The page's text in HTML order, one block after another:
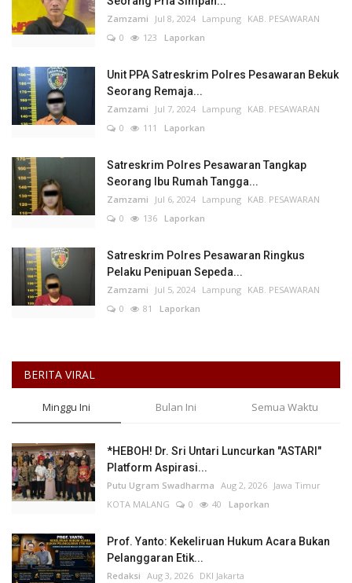
Zamzami Jul 8, 2024 Lampung KAB. PESAWARAN
0
123 Laporkan
Unit PPA Satreskrim Polres Pesawaran Bekuk
Seorang Remaja...
Zamzami Jul 7, 2024 Lampung KAB. PESAWARAN
0
111 Laporkan
Satreskrim Polres Pesawaran Tangkap
Seorang Ibu Rumah Tangga...
Zamzami Jul 6, 2024 Lampung KAB. PESAWARAN
0
136 Laporkan
Satreskrim Polres Pesawaran Ringkus
Pelaku Penipuan Sepeda...
Zamzami Jul 5, 2024 Lampung KAB. PESAWARAN
0
81 Laporkan
BERITA VIRAL
Minggu Ini Bulan Ini Semua Waktu
*HEBOH! Dr. Sri Untari Luncurkan "ASTARI"
Platform Aspirasi...
Putu Ugram Swadharma Aug 2, 2026 Jawa Timur
KOTA MALANG
0 40 Laporkan
Prof. Yanto: Kekeliruan Hukum Acara Bukan
Pelanggaran Etik...
Redaksi Aug 3, 2026 DKI Jakarta